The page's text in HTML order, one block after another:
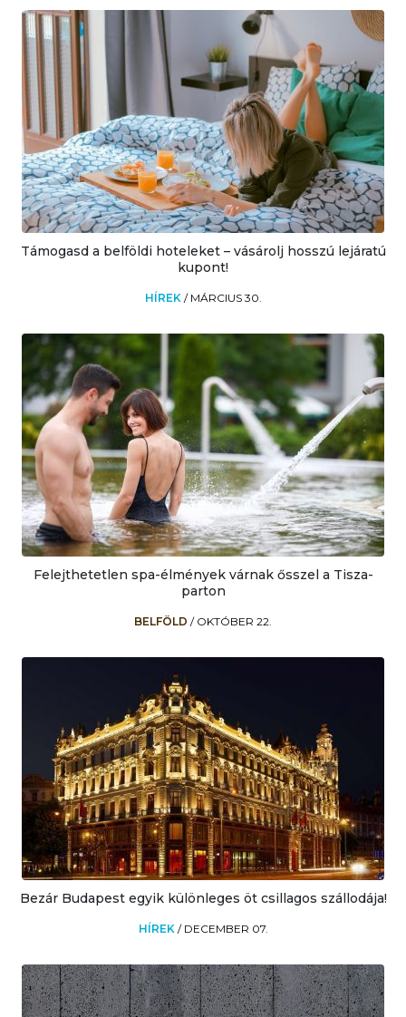
Támogasd a belföldi hoteleket – vásárolj hosszú lejáratú
kupont!
HÍREK / MÁRCIUS 30.
Felejthetetlen spa-élmények várnak ősszel a Tisza-
parton
BELFÖLD / OKTÓBER 22.
Bezár Budapest egyik különleges öt csillagos szállodája!
HÍREK / DECEMBER 07.